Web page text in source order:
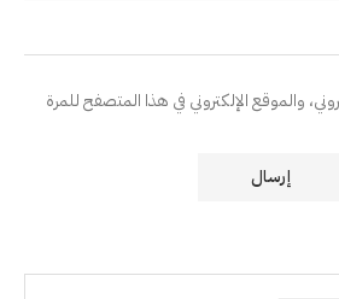
والموقع الإلكتروني في هذا المتصفح للمرة